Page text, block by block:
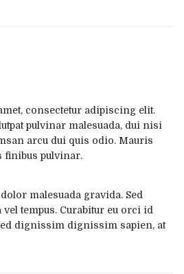
consectetur adipiscing elit.
pulvinar malesuada, dui nisi
arcu dui quis odio. Mauris
finibus pulvinar.
malesuada gravida. Sed
tempus. Curabitur eu orci id
dignissim dignissim sapien, at